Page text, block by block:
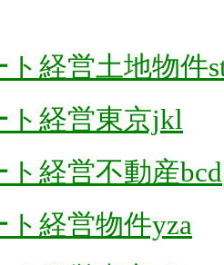
ト経営土地物件
ト経営東京jkl
ト経営不動産bcd
ト経営物件yza